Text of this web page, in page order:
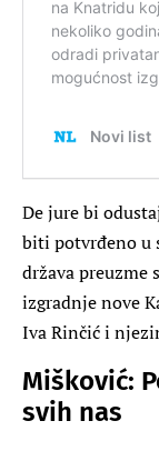
De jure bi
biti potvrđeno u
država
izgradnje nove
Iva Rinčić i
Mišković:
svih nas